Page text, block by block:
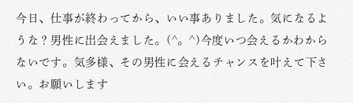
今日、仕事が終わってから、いい事ありました。気になるよ
うな？男性に出会えました。(^。^)今度いつ会えるかわから
ないです。気多様、その男性に会えるチャンスを叶えて下さ
い。お願いします